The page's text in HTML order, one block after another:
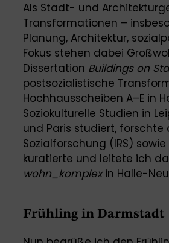
Als Stadt- und
Transformationen –
Planung, Architektur,
Fokus stehen dabei
Dissertation Buildings on
postsozialistische
Hochhausscheiben A–E in
Soziokulturelle Studien in
und Paris studiert,
Sozialforschung (IRS)
kuratierte und leitete ich
wohn_komplexin Halle-
Frühling in Darmstadt